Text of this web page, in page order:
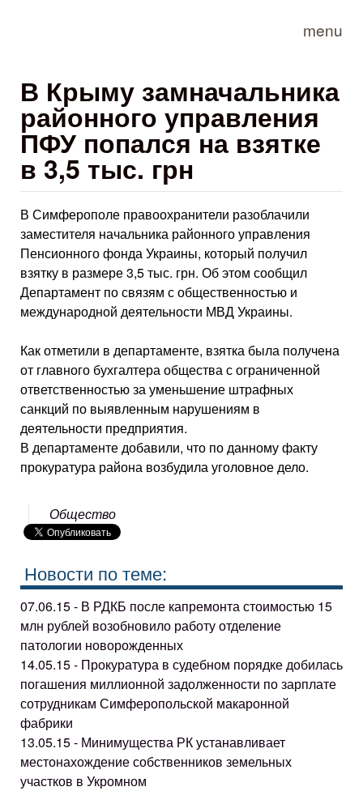
menu
В Крыму замначальника
районного управления
ПФУ попался на взятке
в 3,5 тыс. грн
В Симферополе правоохранители разоблачили
заместителя начальника районного управления
Пенсионного фонда Украины, который получил
взятку в размере 3,5 тыс. грн. Об этом сообщил
Департамент по связям с общественностью и
международной деятельности МВД Украины.
Как отметили в департаменте, взятка была получена
от главного бухгалтера общества с ограниченной
ответственностью за уменьшение штрафных
санкций по выявленным нарушениям в
деятельности предприятия.
В департаменте добавили, что по данному факту
прокуратура района возбудила уголовное дело.
Общество
Новости по теме:
07.06.15 - В РДКБ после капремонта стоимостью 15
млн рублей возобновило работу отделение
патологии новорожденных
14.05.15 - Прокуратура в судебном порядке добилась
погашения миллионной задолженности по зарплате
сотрудникам Симферопольской макаронной
фабрики
13.05.15 - Минимущества РК устанавливает
местонахождение собственников земельных
участков в Укромном